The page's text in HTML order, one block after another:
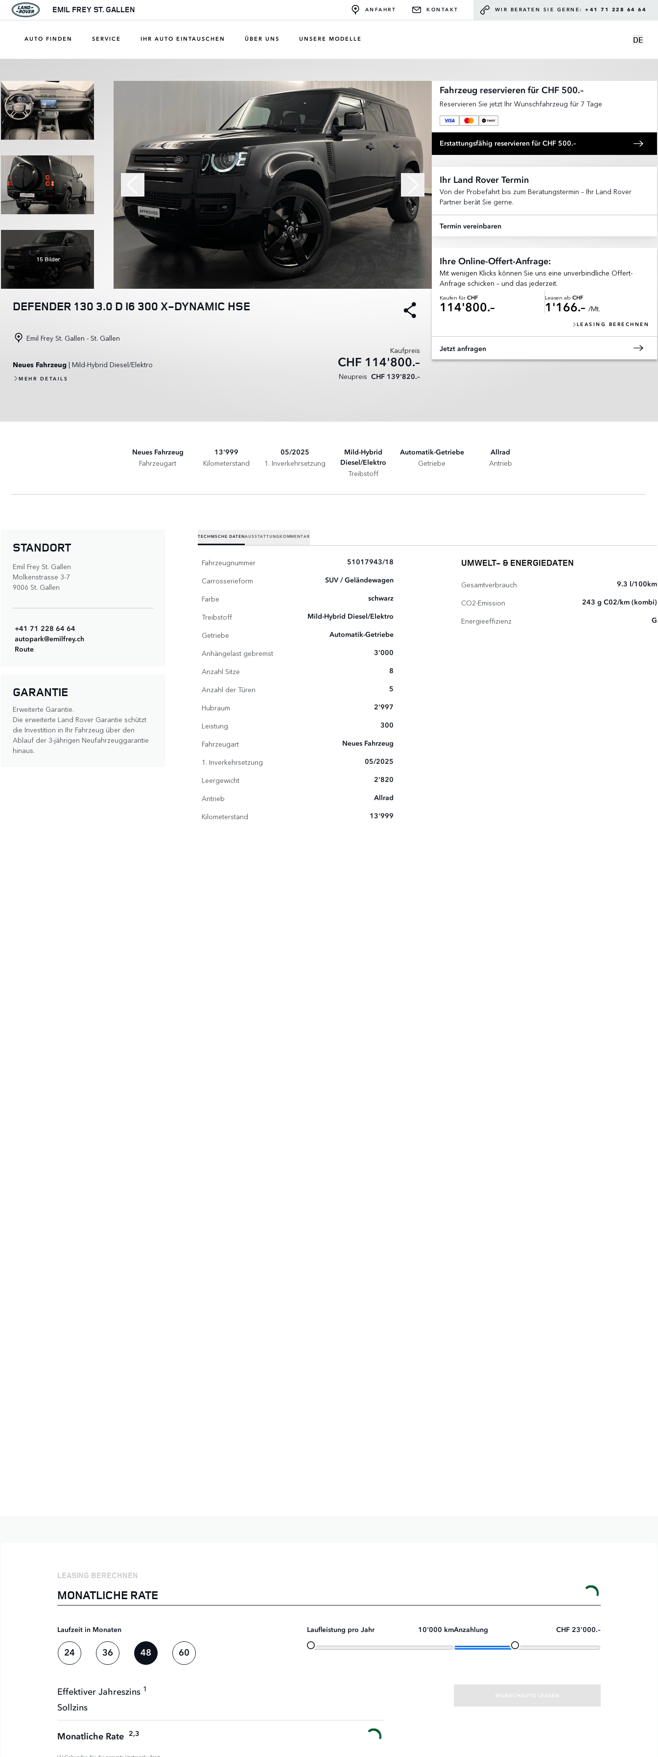
EMIL FREY ST. GALLEN ANFAHRT KONTAKT WIR BERATEN SIE GERNE: +41 71 228 64 64
AUTO FINDEN SERVICE IHR AUTO EINTAUSCHEN ÜBER UNS UNSERE MODELLE DE
15 Bilder
DEFENDER 130 3.0 D I6 300 X-DYNAMIC HSE
Emil Frey St. Gallen - St. Gallen
Neues Fahrzeug | Mild-Hybrid Diesel/Elektro
MEHR DETAILS
Kaufpreis
CHF 114'800.–
Neupreis CHF 139'820.–
Fahrzeug reservieren für CHF 500.–
Reservieren Sie jetzt Ihr Wunschfahrzeug für 7 Tage
Erstattungsfähig reservieren für CHF 500.–
Ihr Land Rover Termin
Von der Probefahrt bis zum Beratungstermin – Ihr Land Rover
Partner berät Sie gerne.
Termin vereinbaren
Ihre Online-Offert-Anfrage:
Mit wenigen Klicks können Sie uns eine unverbindliche Offert-
Anfrage schicken – und das jederzeit.
Kaufen für CHF
114'800.–
Leasen ab CHF
1'166.– /Mt.
LEASING BERECHNEN
Jetzt anfragen
Neues Fahrzeug
Fahrzeugart
13'999
Kilometerstand
05/2025
1. Inverkehrsetzung
Mild-Hybrid
Diesel/Elektro
Treibstoff
Automatik-Getriebe
Getriebe
Allrad
Antrieb
TECHNISCHE DATENAUSSTATTUNG KOMMENTAR
Fahrzeugnummer 51017943/18
Carrosserieform SUV / Geländewagen
Farbe schwarz
Treibstoff Mild-Hybrid Diesel/Elektro
Getriebe Automatik-Getriebe
Anhängelast gebremst 3'000
Anzahl Sitze 8
Anzahl der Türen 5
Hubraum 2'997
Leistung 300
Fahrzeugart Neues Fahrzeug
1. Inverkehrsetzung 05/2025
Leergewicht 2'820
Antrieb Allrad
Kilometerstand 13'999
UMWELT- & ENERGIEDATEN
Gesamtverbrauch 9.3 l/100km
CO2-Emission 243 g C02/km (kombi)
Energieeffizienz G
STANDORT
Emil Frey St. Gallen
Molkenstrasse 3-7
9006 St. Gallen
+41 71 228 64 64
autopark@emilfrey.ch
Route
GARANTIE
Erweiterte Garantie.
Die erweiterte Land Rover Garantie schützt
die Investition in Ihr Fahrzeug über den
Ablauf der 3-jährigen Neufahrzeuggarantie
hinaus.
LEASING BERECHNEN
MONATLICHE RATE
Laufzeit in Monaten
24 36 48 60
Laufleistung pro Jahr 10'000 kmAnzahlung CHF 23'000.–
Effektiver Jahreszins 1
Sollzins
Monatliche Rate 2,3
WUNSCHAUTO LEASEN